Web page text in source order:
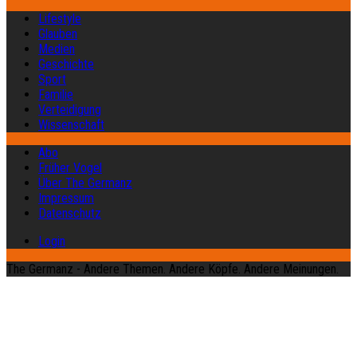
Lifestyle
Glauben
Medien
Geschichte
Sport
Familie
Verteidigung
Wissenschaft
Abo
Früher Vogel
Über The Germanz
Impressum
Datenschutz
Login
The Germanz - Andere Themen. Andere Köpfe. Andere Meinungen.